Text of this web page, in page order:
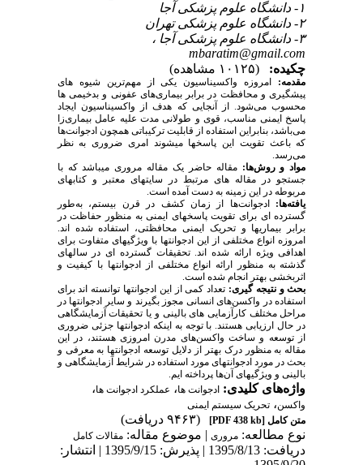
۱- دانشگاه علوم پزشکی آجا
۲- دانشگاه علوم پزشکی تهران
۳- دانشگاه علوم پزشکی آجا ،
mbaratim@gmail.com
چکیده:
(۱۰۱۲۵ مشاهده)
مقدمه: امروزه واکسیناسیون یکی از مهم‌ترین شیوه ­های
پیشگیری و محافظت در برابر بیماری‌های عفونی و بدخیمی­ ها
محسوب می‌شود. از آنجایی که هدف از واکسیناسیون ایجاد
پاسخ ایمنی مناسب، قوی و طولانی مدت علیه عامل بیماری‌زا
می‌باشد، بنابراین استفاده از قابلیت ترکیباتی همچون ادجوانت‌ها
که باعث تقویت این پاسخ­ها می­شوند امری ضروری به نظر
می‌رسد.
مواد و روش‌ها: مقاله حاضر یک مقاله مروری می­باشد که با
جستجو در مقاله­ های مرتبط در سایت­های معتبر و کتاب­های
مربوطه در این زمینه به دست آمده است.
یافته‌ها: ادجوانت‌ها از زمان کشف در قرن بیستم، به‌طور
گسترده­ ای برای تقویت پاسخ­های ایمنی به منظور حفاظت در
برابر بیماری­ها و تحریک ایمنی محافظتی، استفاده شده­ اند.
امروزه انواع مختلفی از این ادجوانت­ها با ویژگی­های متفاوت برای
اهدافی ویژه ارائه شده ­اند. تحقیقات گسترده­ ای در سال­های
گذشته به منظور ارائه انواع مختلفی از ادجوانت­ها با کیفیت و
اثربخشی بهتر انجام شده است.
بحث و نتیجه گیری: تعداد کمی از این ادجوانت­ها توانسته­ اند برای
استفاده در واکسن‌های انسانی مجوز بگیرند و سایر ادجوانت­ها در
مراحل مختلف کارآزمایی­ های بالینی و یا تحقیقات آزمایشگاهی
در حال ارزیابی هستند. با توجه به اینکه ادجوانت­ها جزئی ضروری
از توسعه و ساخت واکسن‌های مدرن امروزی هستند، در این
مقاله به منظور درک بهتر از دلایل توسعه­ ادجوانت­ها به معرفی و
بحث در مورد ادجوانت­های مورد استفاده در شرایط آزمایشگاهی و
بالینی و ویژگی­های آن‌ها پرداخته­ ایم.
واژه‌های کلیدی: ادجوانت ها، عملکرد ادجوانت ها،
واکسن، تحریک سیستم ایمنی
متن کامل[PDF 438 kb]
(۹۴۶۳ دریافت)
نوع مطالعه: مروری| موضوع مقاله: مقالات کامل
دریافت: 1395/8/13 | پذیرش: 1395/9/15 | انتشار: